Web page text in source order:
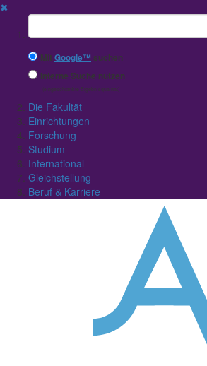
✖
Suchbegriff
MitGoogle™ suchen
Interne Suche nutzen
(eingeschränkte Ergebnisqualität)
Die Fakultät
Einrichtungen
Forschung
Studium
International
Gleichstellung
Beruf & Karriere